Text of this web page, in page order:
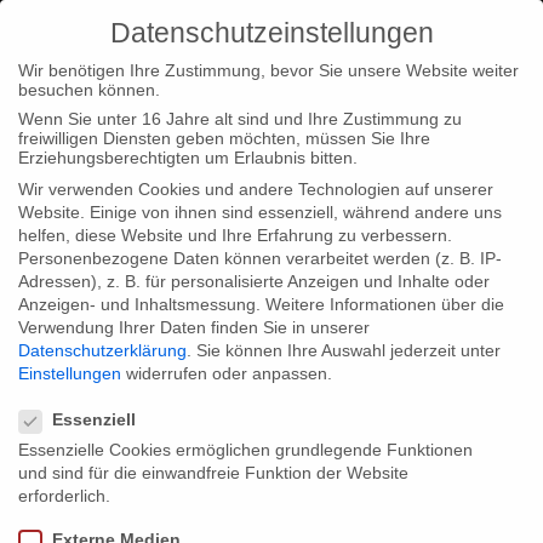
Home Typ|News
“Lost in Religion” beim Shanghai TV
Festival 2011
“Lost in Religion” beim Shanghai TV
Festival 2011
Wir freuen uns sehr über die Einladung von “Lost in Religion”
beim Shanghai TV Festival 2011. Der Film wird in der
Datenschutzeinstellungen
Wir benötigen Ihre Zustimmung, bevor Sie unsere Website weiter
besuchen können.
Wenn Sie unter 16 Jahre alt sind und Ihre Zustimmung zu
freiwilligen Diensten geben möchten, müssen Sie Ihre
Erziehungsberechtigten um Erlaubnis bitten.
Wir verwenden Cookies und andere Technologien auf unserer
Website. Einige von ihnen sind essenziell, während andere uns
helfen, diese Website und Ihre Erfahrung zu verbessern.
Personenbezogene Daten können verarbeitet werden (z. B. IP-
Adressen), z. B. für personalisierte Anzeigen und Inhalte oder
Anzeigen- und Inhaltsmessung. Weitere Informationen über die
Verwendung Ihrer Daten finden Sie in unserer
Datenschutzerklärung
Sie können Ihre Auswahl jederzeit unter
Einstellungen widerrufen oder anpassen.
Essenziell
Essenzielle Cookies ermöglichen grundlegende Funktionen
und sind für die einwandfreie Funktion der Website
erforderlich.